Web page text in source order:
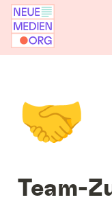
🤝
Team-